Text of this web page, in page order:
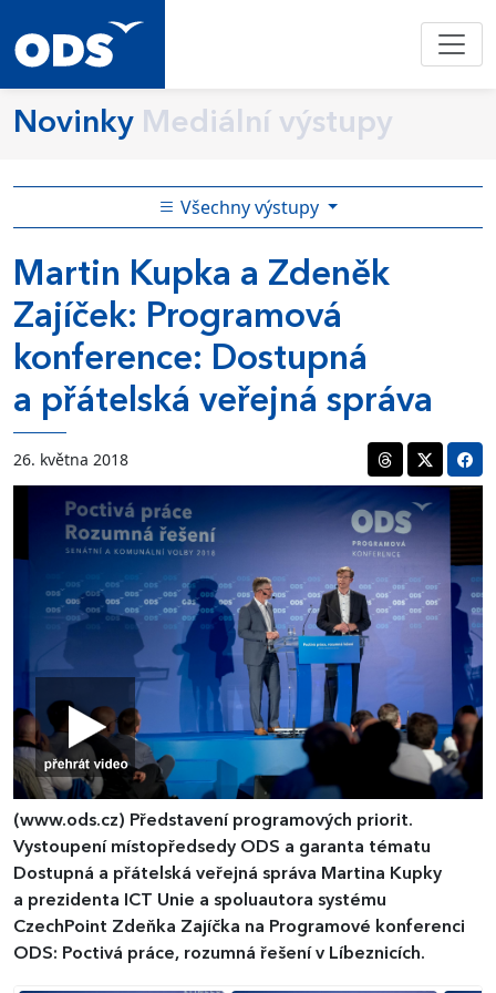
Novinky Mediální výstupy
Všechny výstupy
Martin Kupka a Zdeněk
Zajíček: Programová
konference: Dostupná
a přátelská veřejná správa
26. května 2018
(www.ods.cz) Představení programových priorit.
Vystoupení místopředsedy ODS a garanta tématu
Dostupná a přátelská veřejná správa Martina Kupky
a prezidenta ICT Unie a spoluautora systému
CzechPoint Zdeňka Zajíčka na Programové konferenci
ODS: Poctivá práce, rozumná řešení v Líbeznicích.